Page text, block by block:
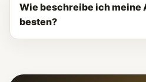
Wie beschreibe ich meine
besten?